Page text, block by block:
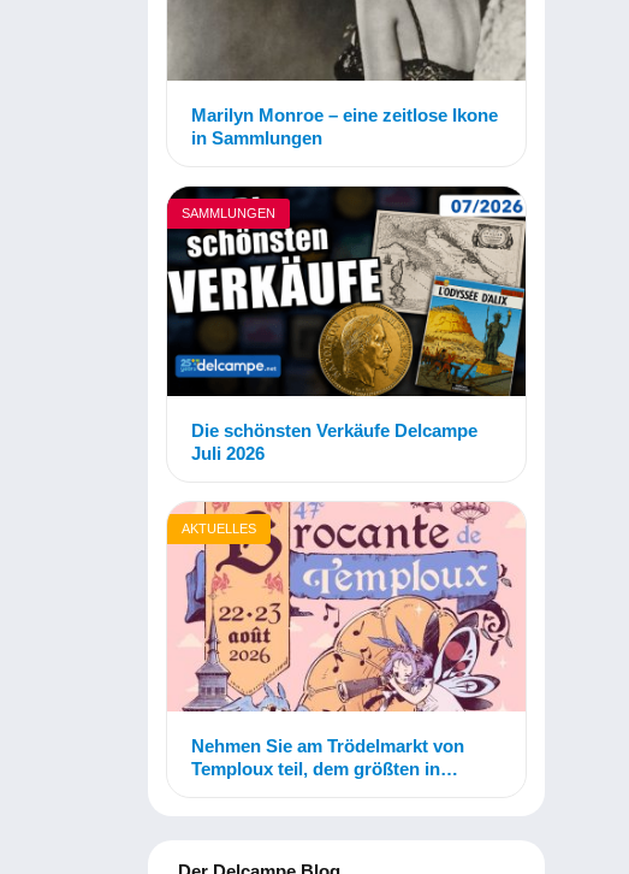
Marilyn Monroe – eine zeitlose Ikone
in Sammlungen
SAMMLUNGEN
Die schönsten Verkäufe Delcampe
Juli 2026
AKTUELLES
Nehmen Sie am Trödelmarkt von
Temploux teil, dem größten in